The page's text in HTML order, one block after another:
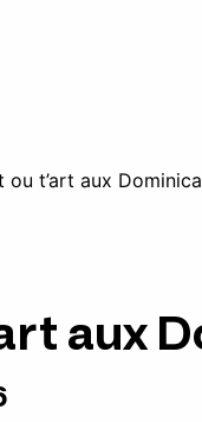
ou t’art aux
aux